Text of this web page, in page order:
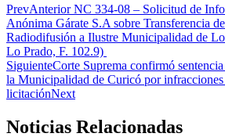
PrevAnteriorNC 334-08 – Solicitud de
Anónima Gárate S.A sobre Transferencia
Radiodifusión a Ilustre Municipalidad de
Lo Prado, F. 102.9)
SiguienteCorte Suprema confirmó
la Municipalidad de Curicó por infracciones
licitaciónNext
Noticias Relacionadas